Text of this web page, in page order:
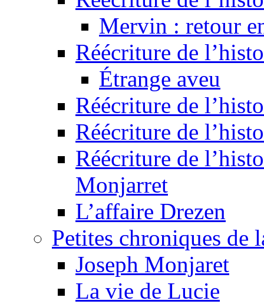
Mervin : retour
Réécriture de
Étrange aveu
Réécriture de
Réécriture de
Réécriture de
Monjarret
L’affaire Drezen
Petites chroniques de
Joseph Monjaret
La vie de Lucie